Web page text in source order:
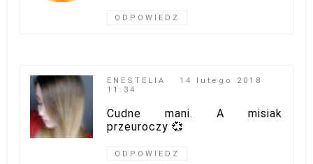
ODPOWIEDZ
ENESTELIA
14 lutego 2018
11:34
Cudne mani. A misiak
przeuroczy 💞
ODPOWIEDZ